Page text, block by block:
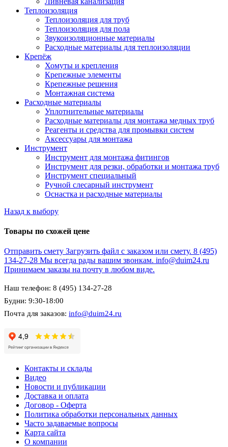
Теплоизоляция
Теплоизоляция для труб
Теплоизоляция для пола
Звукоизоляционные материалы
Расходные материалы для теплоизоляции
Крепёж
Хомуты и крепления
Крепежные элементы
Крепежные решения
Монтажная система
Расходные материалы
Уплотнительные материалы
Расходные материалы для монтажа медных труб
Реагенты и средства для промывки систем
Аксессуары для монтажа
Инструмент
Инструмент для монтажа фитингов
Инструмент для резки, обработки и монтажа труб
Инструмент специальный
Ручной слесарный инструмент
Оснастка и расходные материалы
Назад к выбору
Товары по схожей цене
Отправить смету Загрузить файл с заказом или смету. 8 (495)
134-27-28 Мы всегда рады вашим звонкам. info@duim24.ru
Принимаем заказы на почту в любом виде.
Наш телефон: 8 (495) 134-27-28
Будни: 9:30-18:00
Почта для заказов: info@duim24.ru
Контакты и склады
Видео
Новости и публикации
Доставка и оплата
Договор - Оферта
Политика обработки персональных данных
Часто задаваемые вопросы
Карта сайта
О компании